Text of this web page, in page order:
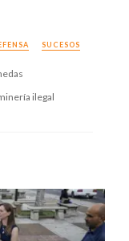
SUCESOS
ilegal